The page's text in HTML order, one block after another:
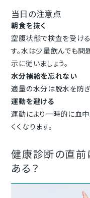
当日の注意点
朝食を抜く
空腹状態で検査を受け
す。水は少量飲んでも
示に従いましょう。
水分補給を忘れない
適量の水分は脱水を防ぎ
運動を避ける
運動により一時的に血
くくなります。
健康診断の直前
ある？